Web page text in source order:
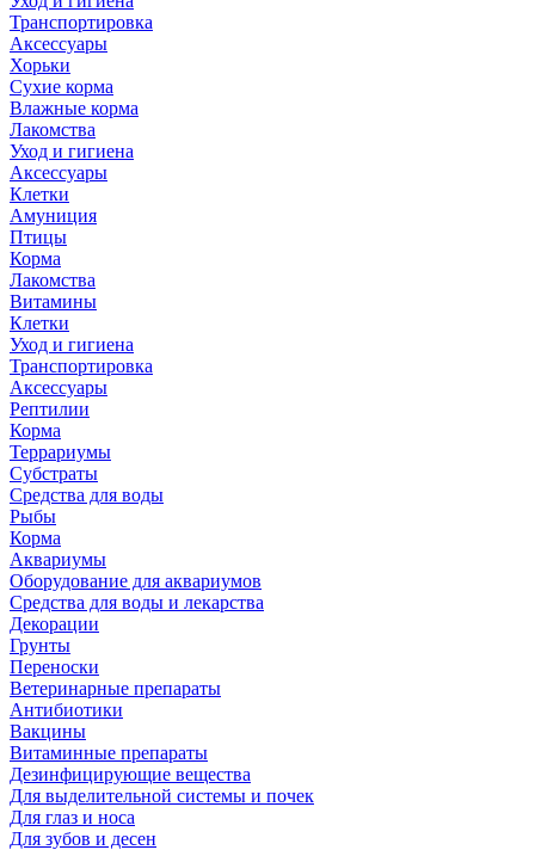
Транспортировка
Аксессуары
Хорьки
Сухие корма
Влажные корма
Лакомства
Уход и гигиена
Аксессуары
Клетки
Амуниция
Птицы
Корма
Лакомства
Витамины
Клетки
Уход и гигиена
Транспортировка
Аксессуары
Рептилии
Корма
Террариумы
Субстраты
Средства для воды
Рыбы
Корма
Аквариумы
Оборудование для аквариумов
Средства для воды и лекарства
Декорации
Грунты
Переноски
Ветеринарные препараты
Антибиотики
Вакцины
Витаминные препараты
Дезинфицирующие вещества
Для выделительной системы и почек
Для глаз и носа
Для зубов и десен